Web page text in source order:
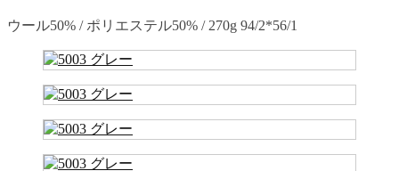
ウール50% / ポリエステル50% / 270g 94/2*56/1